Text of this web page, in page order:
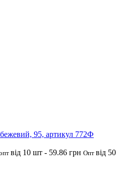
95, артикул 772Ф
від 10 шт - 59.86 грн Опт від 50